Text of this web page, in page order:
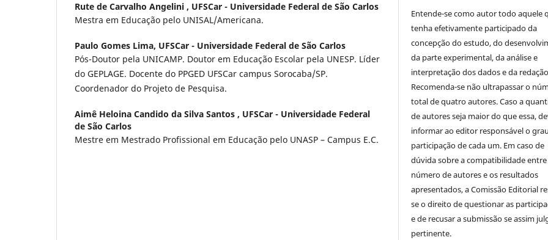
Rute de Carvalho Angelini , UFSCar - Universidade Federal de São Carlos
Mestra em Educação pelo UNISAL/Americana.
Paulo Gomes Lima, UFSCar - Universidade Federal de São Carlos
Pós-Doutor pela UNICAMP. Doutor em Educação Escolar pela UNESP. Líder
do GEPLAGE. Docente do PPGED UFSCar campus Sorocaba/SP.
Coordenador do Projeto de Pesquisa.
Aimê Heloina Candido da Silva Santos , UFSCar - Universidade Federal
de São Carlos
Mestre em Mestrado Profissional em Educação pelo UNASP – Campus E.C.
Entende-se como autor todo aquele
tenha efetivamente participado da
concepção do estudo, do
da parte experimental, da análise e
interpretação dos dados e da
Recomenda-se não ultrapassar o
total de quatro autores. Caso a
de autores seja maior do que essa,
informar ao editor responsável o
participação de cada um. Em caso de
dúvida sobre a compatibilidade
número de autores e os resultados
apresentados, a Comissão Editorial
se o direito de questionar as
e de recusar a submissão se assim
pertinente.